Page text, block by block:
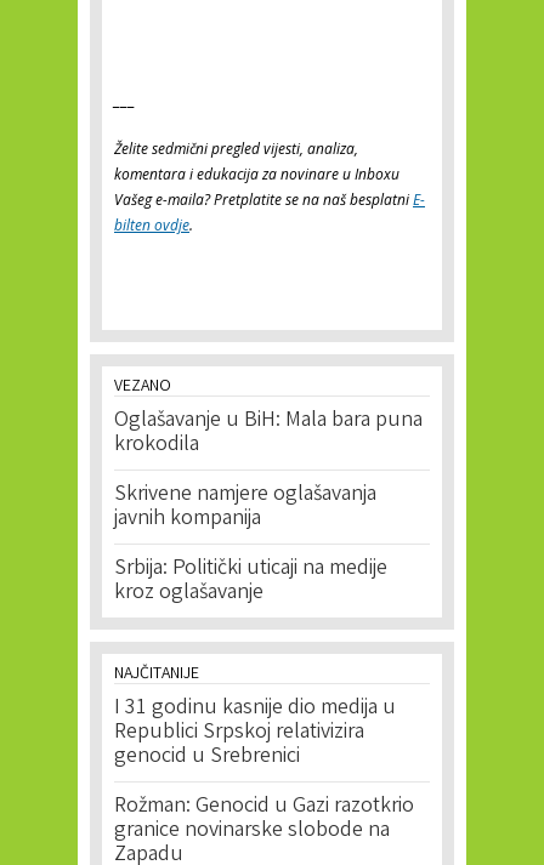
Želite sedmični pregled vijesti, analiza,
komentara i edukacija za novinare u Inboxu
Vašeg e-maila? Pretplatite se na naš besplatniE-
bilten ovdje.
VEZANO
Oglašavanje u BiH: Mala bara puna
krokodila
Skrivene namjere oglašavanja
javnih kompanija
Srbija: Politički uticaji na medije
kroz oglašavanje
NAJČITANIJE
I 31 godinu kasnije dio medija u
Republici Srpskoj relativizira
genocid u Srebrenici
Rožman: Genocid u Gazi razotkrio
granice novinarske slobode na
Zapadu